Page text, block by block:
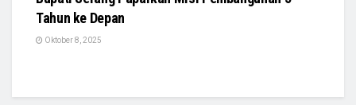
Tahun ke Depan
Oktober 8, 2025